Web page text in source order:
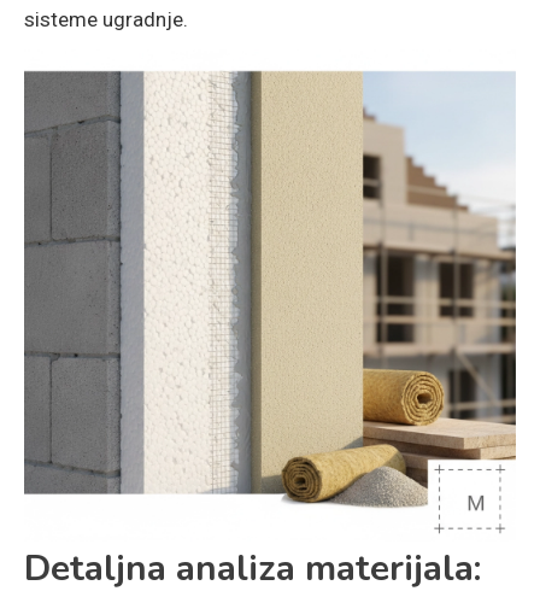
sisteme ugradnje.
Detaljna analiza materijala: